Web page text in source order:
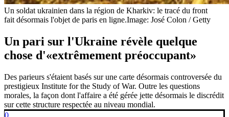
Un soldat ukrainien dans la région de Kharkiv: le tracé du front
fait désormais l'objet de paris en ligne.Image: José Colon / Getty
Un pari sur l'Ukraine révèle quelque
chose d'«extrêmement préoccupant»
Des parieurs s'étaient basés sur une carte désormais controversée du
prestigieux Institute for the Study of War. Outre les questions
morales, la façon dont l'affaire a été gérée jette désormais le discrédit
sur cette structure respectée au niveau mondial.
0